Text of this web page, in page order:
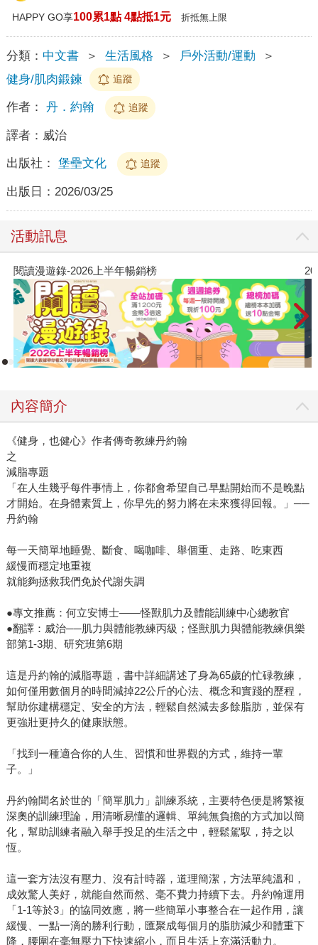
HAPPY GO享100累1點 4點抵1元 折抵無上限
分類： 中文書 ＞ 生活風格 ＞ 戶外活動/運動
＞
健身/肌肉鍛鍊
追蹤
作者： 丹．約翰 追蹤
譯者： 威治
出版社： 堡壘文化 追蹤
出版日： 2026/03/25
活動訊息
2026年8月金石堂強力推薦
內容簡介
《健身，也健心》作者傳奇教練丹約翰
之
減脂專題
「在人生幾乎每件事情上，你都會希望自己早點開始而不是晚點
才開始。在身體素質上，你早先的努力將在未來獲得回報。」──
丹約翰
每一天簡單地睡覺、斷食、喝咖啡、舉個重、走路、吃東西
緩慢而穩定地重複
就能夠拯救我們免於代謝失調
●專文推薦：何立安博士——怪獸肌力及體能訓練中心總教官
●翻譯：威治──肌力與體能教練丙級；怪獸肌力與體能教練俱樂
部第1-3期、研究班第6期
這是丹約翰的減脂專題，書中詳細講述了身為65歲的忙碌教練，
如何僅用數個月的時間減掉22公斤的心法、概念和實踐的歷程，
幫助你建構穩定、安全的方法，輕鬆自然減去多餘脂肪，並保有
更強壯更持久的健康狀態。
「找到一種適合你的人生、習慣和世界觀的方式，維持一輩
子。」
丹約翰聞名於世的「簡單肌力」訓練系統，主要特色便是將繁複
深奧的訓練理論，用清晰易懂的邏輯、單純無負擔的方式加以簡
化，幫助訓練者融入舉手投足的生活之中，輕鬆駕馭，持之以
恆。
這一套方法沒有壓力、沒有計時器，道理簡潔，方法單純溫和，
成效驚人美好，就能自然而然、毫不費力持續下去。丹約翰運用
「1-1等於3」的協同效應，將一些簡單小事整合在一起作用，讓
緩慢、一點一滴的勝利行動，匯聚成每個月的脂肪減少和體重下
降，腰圍在毫無壓力下快速縮小，而且生活上充滿活動力。